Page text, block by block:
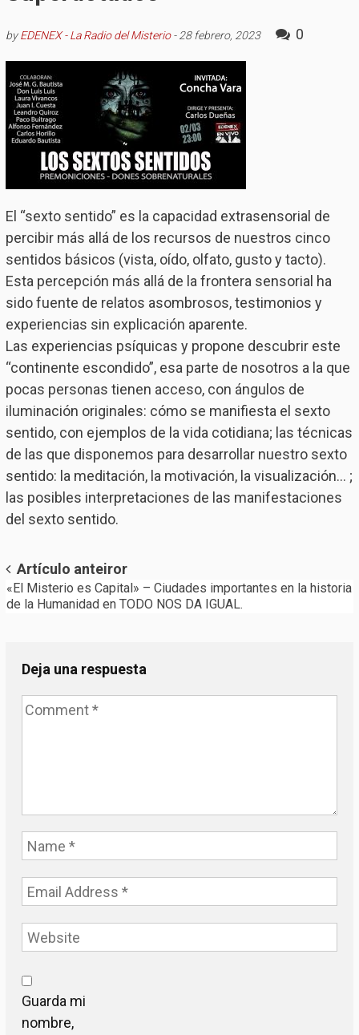
byEDENEX - La Radio del Misterio- 28 febrero, 2023 0
El “sexto sentido” es la capacidad extrasensorial de
percibir más allá de los recursos de nuestros cinco
sentidos básicos (vista, oído, olfato, gusto y tacto).
Esta percepción más allá de la frontera sensorial ha
sido fuente de relatos asombrosos, testimonios y
experiencias sin explicación aparente.
Las experiencias psíquicas y propone descubrir este
“continente escondido”, esa parte de nosotros a la que
pocas personas tienen acceso, con ángulos de
iluminación originales: cómo se manifiesta el sexto
sentido, con ejemplos de la vida cotidiana; las técnicas
de las que disponemos para desarrollar nuestro sexto
sentido: la meditación, la motivación, la visualización… ;
las posibles interpretaciones de las manifestaciones
del sexto sentido.
Post
navigation
Artículo anteiror
«El Misterio es Capital» – Ciudades importantes en la historia
de la Humanidad en TODO NOS DA IGUAL.
Deja una respuesta
Guarda mi
nombre,